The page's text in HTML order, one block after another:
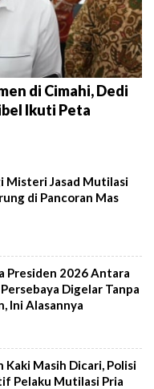
di Cimahi, Dedi
Ikuti Peta
Misteri Jasad Mutilasi
di Pancoran Mas
Presiden 2026 Antara
Digelar Tanpa
Ini Alasannya
Kaki Masih Dicari, Polisi
Pelaku Mutilasi Pria